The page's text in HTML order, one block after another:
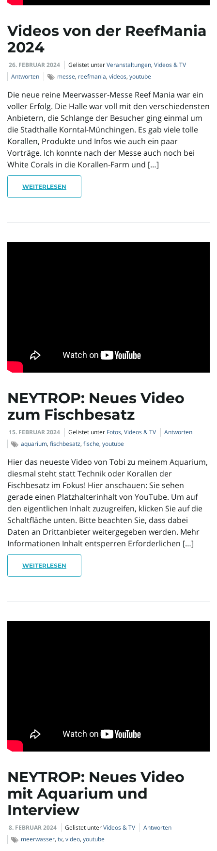
Videos von der ReefMania
2024
26. FEBRUAR 2024 Gelistet unterVeranstaltungen, Videos & TV
Antworten
messe, reefmania, videos, youtube
Die neue reine Meerwasser-Messe Reef Mania war ein
voller Erfolg. Die Halle war voll mit den verschiedensten
Anbietern, die Schlange der Besucher ging einmal um
die Stadthalle Korntal-Münchingen. Es gab viele tolle
Korallen, Produkte und Infos wie auch ein paar
Vorträge. Ich konnte nach der Messe auch noch bei
White Corals in die Korallen-Farm und […]
WEITERLESEN
NEYTROP: Neues Video
zum Fischbesatz
15. FEBRUAR 2024 Gelistet unter Fotos, Videos & TV
Antworten
aquarium, fischbesatz, fische, youtube
Hier das neueste Video von Tobi zu meinem Aquarium,
diesmal steht statt Technik oder Korallen der
Fischbesatz im Fokus! Hier anschauen: Sie sehen
gerade einen Platzhalterinhalt von YouTube. Um auf
den eigentlichen Inhalt zuzugreifen, klicken Sie auf die
Schaltfläche unten. Bitte beachten Sie, dass dabei
Daten an Drittanbieter weitergegeben werden. Mehr
Informationen Inhalt entsperren Erforderlichen […]
WEITERLESEN
NEYTROP: Neues Video
mit Aquarium und
Interview
8. FEBRUAR 2024 Gelistet unterVideos & TV
Antworten
meerwasser, tv, video, youtube